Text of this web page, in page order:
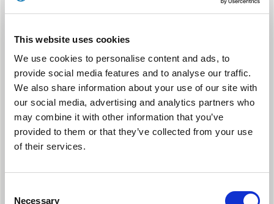
This website uses cookies
We use cookies to personalise content and ads, to
provide social media features and to analyse our traffic.
We also share information about your use of our site with
our social media, advertising and analytics partners who
may combine it with other information that you’ve
provided to them or that they’ve collected from your use
of their services.
Necessary
Οθόνη χειρισμού αφής, με ελάχιστο αισθητικό αντίκτυπο, η
ΦΥΣΙΚΌ ΨΥΚΤΙΚΌ ΜΈΣΟ
μηδενική επίδραση στο φαινόμενο του θερμοκηπίου.